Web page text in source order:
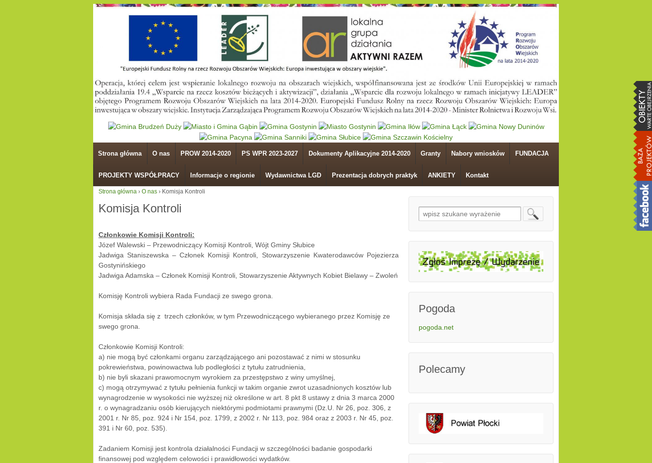
Strona główna O nas PROW 2014-2020 PS WPR 2023-2027 Dokumenty Aplikacyjne 2014-2020 Granty Nabory wniosków FUNDACJA
PROJEKTY WSPÓŁPRACY Informacje o regionie Wydawnictwa LGD Prezentacja dobrych praktyk ANKIETY Kontakt
Strona główna › O nas › Komisja Kontroli
Komisja Kontroli
Członkowie Komisji Kontroli:
Józef Walewski – Przewodniczący Komisji Kontroli, Wójt Gminy Słubice
Jadwiga Staniszewska – Członek Komisji Kontroli, Stowarzyszenie Kwaterodawców Pojezierza
Gostynińskiego
Jadwiga Adamska – Członek Komisji Kontroli, Stowarzyszenie Aktywnych Kobiet Bielawy – Zwoleń
Komisję Kontroli wybiera Rada Fundacji ze swego grona.
Komisja składa się z trzech członków, w tym Przewodniczącego wybieranego przez Komisję ze
swego grona.
Członkowie Komisji Kontroli:
a) nie mogą być członkami organu zarządzającego ani pozostawać z nimi w stosunku
pokrewieństwa, powinowactwa lub podległości z tytułu zatrudnienia,
b) nie byli skazani prawomocnym wyrokiem za przestępstwo z winy umyślnej,
c) mogą otrzymywać z tytułu pełnienia funkcji w takim organie zwrot uzasadnionych kosztów lub
wynagrodzenie w wysokości nie wyższej niż określone w art. 8 pkt 8 ustawy z dnia 3 marca 2000
r. o wynagradzaniu osób kierujących niektórymi podmiotami prawnymi (Dz.U. Nr 26, poz. 306, z
2001 r. Nr 85, poz. 924 i Nr 154, poz. 1799, z 2002 r. Nr 113, poz. 984 oraz z 2003 r. Nr 45, poz.
391 i Nr 60, poz. 535).
Zadaniem Komisji jest kontrola działalności Fundacji w szczególności badanie gospodarki
finansowej pod względem celowości i prawidłowości wydatków.
Pogoda
pogoda.net
Polecamy